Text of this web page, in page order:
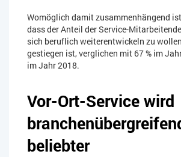
Womöglich damit zusammenhängend
dass der Anteil der Service-
sich beruflich weiterentwickeln zu
gestiegen ist, verglichen mit 67 % im
im Jahr 2018.
Vor-Ort-Service wird
beliebter